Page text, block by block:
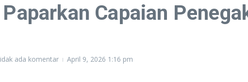
Capaian
ada komentar April 9, 2026 1:16 pm